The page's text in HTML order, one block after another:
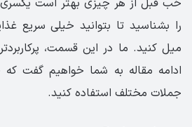
خب قبل از هر چیزی بهتر است یکسری
را بشناسید تا بتوانید خیلی سریع
میل کنید. ما در این قسمت،
ادامه مقاله به شما خواهیم گفت که
جملات مختلف استفاده کنید.